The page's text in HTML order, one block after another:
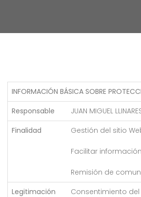
INFORMACIÓN BÁSICA SOBRE
Responsable
JUAN MIGUEL
Finalidad
Gestión del sitio
Facilitar
Remisión de
Legitimación
Consentimiento